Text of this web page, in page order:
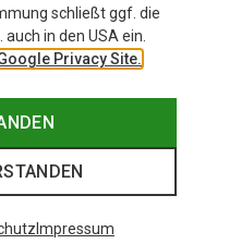
schließt ggf. die
in den USA ein.
Privacy Site.
Impressum